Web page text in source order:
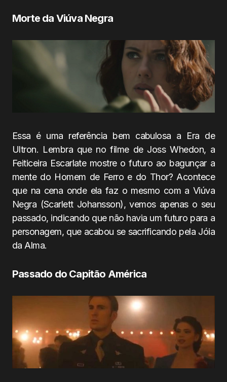
Morte da Viúva Negra
Essa é uma referência bem cabulosa a Era de
Ultron. Lembra que no filme de Joss Whedon, a
Feiticeira Escarlate mostre o futuro ao bagunçar a
mente do Homem de Ferro e do Thor? Acontece
que na cena onde ela faz o mesmo com a Viúva
Negra (Scarlett Johansson), vemos apenas o seu
passado, indicando que não havia um futuro para a
personagem, que acabou se sacrificando pela Jóia
da Alma.
Passado do Capitão América